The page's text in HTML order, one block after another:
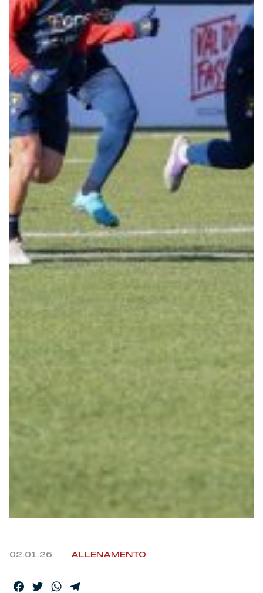
Summer Sale
Mare
Accessori
Party
Outlet
Helan x Genoa
Isolani x Genoa
Gift Card Online Store
02.01.26 ALLENAMENTO
Facebook
TwitterWhatsApp